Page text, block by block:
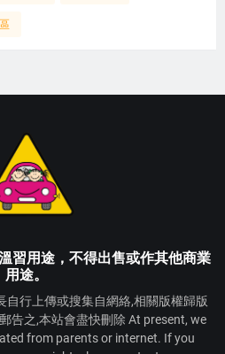
習用途，不得出售或作其他商業
用途。
自行上傳或搜集自網絡,相關版權歸版
告之,本站會盡快刪除 At present, we
from parents or internet. If you